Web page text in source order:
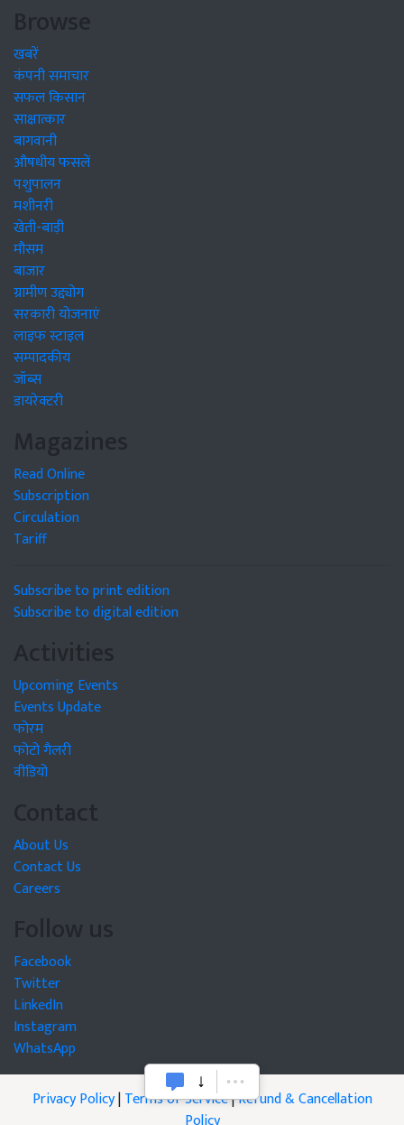
Browse
खबरें
कंपनी समाचार
सफल किसान
साक्षात्कार
बागवानी
औषधीय फसलें
पशुपालन
मशीनरी
खेती-बाड़ी
मौसम
बाजार
ग्रामीण उद्द्योग
सरकारी योजनाएं
लाइफ स्टाइल
सम्पादकीय
जॉब्स
डायरेक्टरी
Magazines
Read Online
Subscription
Circulation
Tariff
Subscribe to print edition
Subscribe to digital edition
Activities
Upcoming Events
Events Update
फोरम
फोटो गैलरी
वीडियो
Contact
About Us
Contact Us
Careers
Follow us
Facebook
Twitter
LinkedIn
Instagram
WhatsApp
Privacy Policy|Terms of Service|Refund & Cancellation